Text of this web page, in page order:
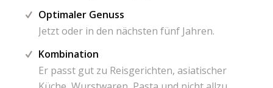
Optimaler Genuss
Jetzt oder in den nächsten fünf Jahren.
Kombination
Er passt gut zu Reisgerichten, asiatischer